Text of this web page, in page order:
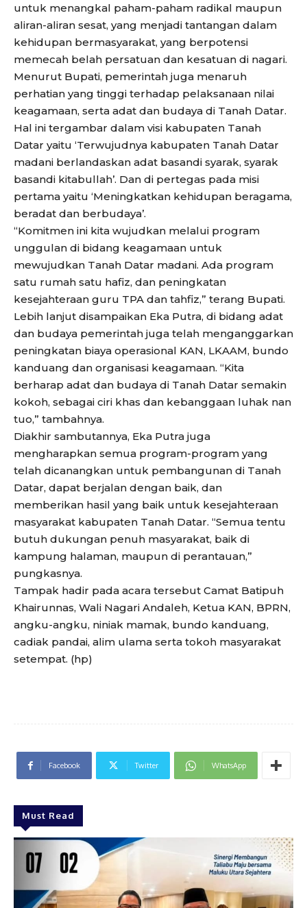
untuk menangkal paham-paham radikal maupun
aliran-aliran sesat, yang menjadi tantangan dalam
kehidupan bermasyarakat, yang berpotensi
memecah belah persatuan dan kesatuan di nagari.
Menurut Bupati, pemerintah juga menaruh
perhatian yang tinggi terhadap pelaksanaan nilai
keagamaan, serta adat dan budaya di Tanah Datar.
Hal ini tergambar dalam visi kabupaten Tanah
Datar yaitu ‘Terwujudnya kabupaten Tanah Datar
madani berlandaskan adat basandi syarak, syarak
basandi kitabullah’. Dan di pertegas pada misi
pertama yaitu ‘Meningkatkan kehidupan beragama,
beradat dan berbudaya’.
“Komitmen ini kita wujudkan melalui program
unggulan di bidang keagamaan untuk
mewujudkan Tanah Datar madani. Ada program
satu rumah satu hafiz, dan peningkatan
kesejahteraan guru TPA dan tahfiz,” terang Bupati.
Lebih lanjut disampaikan Eka Putra, di bidang adat
dan budaya pemerintah juga telah menganggarkan
peningkatan biaya operasional KAN, LKAAM, bundo
kanduang dan organisasi keagamaan. “Kita
berharap adat dan budaya di Tanah Datar semakin
kokoh, sebagai ciri khas dan kebanggaan luhak nan
tuo,” tambahnya.
Diakhir sambutannya, Eka Putra juga
mengharapkan semua program-program yang
telah dicanangkan untuk pembangunan di Tanah
Datar, dapat berjalan dengan baik, dan
memberikan hasil yang baik untuk kesejahteraan
masyarakat kabupaten Tanah Datar. “Semua tentu
butuh dukungan penuh masyarakat, baik di
kampung halaman, maupun di perantauan,”
pungkasnya.
Tampak hadir pada acara tersebut Camat Batipuh
Khairunnas, Wali Nagari Andaleh, Ketua KAN, BPRN,
angku-angku, niniak mamak, bundo kanduang,
cadiak pandai, alim ulama serta tokoh masyarakat
setempat. (hp)
Facebook Twitter WhatsApp
Must Read